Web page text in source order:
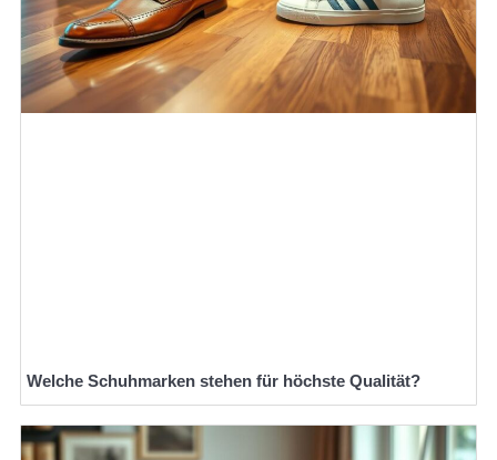
Welche Schuhmarken stehen für höchste Qualität?